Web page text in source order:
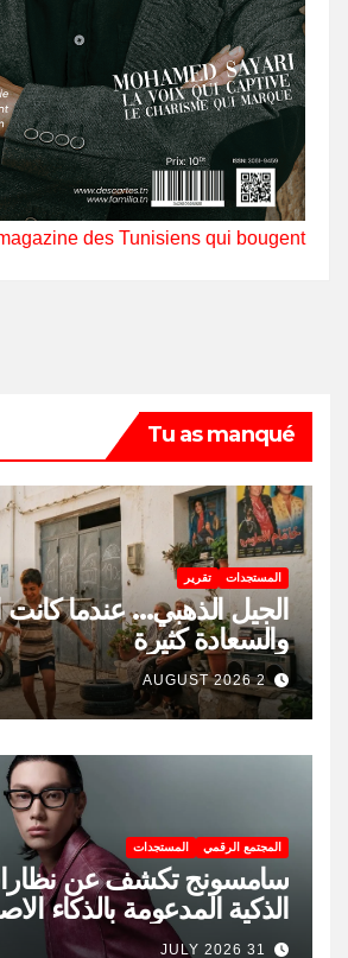
des Tunisiens qui bougent
Tu as manqué
المستجدات تقرير
الجيل الذهبي… عندما كانت
والسعادة كثيرة
2 AUGUST 2026
المجتمع الرقمي المستجدات
الذكية المدعومة بالذكاء
31 JULY 2026